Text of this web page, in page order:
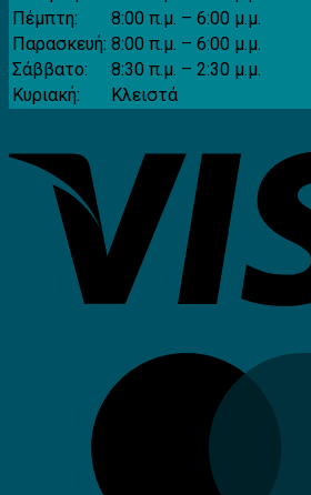
Πέμπτη:
8:00 π.μ. – 6:00 μ.μ.
Παρασκευή: 8:00 π.μ. – 6:00 μ.μ.
Σάββατο:
8:30 π.μ. – 2:30 μ.μ.
Κυριακή:
Κλειστά